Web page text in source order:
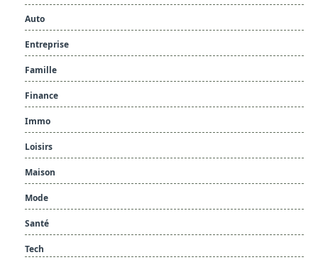
Auto
Entreprise
Famille
Finance
Immo
Loisirs
Maison
Mode
Santé
Tech